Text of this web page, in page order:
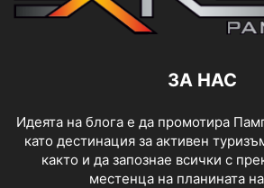
ЗА НАС
Идеята на блога е да промотира
като дестинация за активен
както и да запознае всички с
местенца на планината